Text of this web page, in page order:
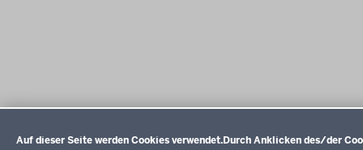
Auf dieser Seite werden Cookies verwendet.Durch Anklicken des/der